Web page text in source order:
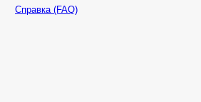
Справка (FAQ)